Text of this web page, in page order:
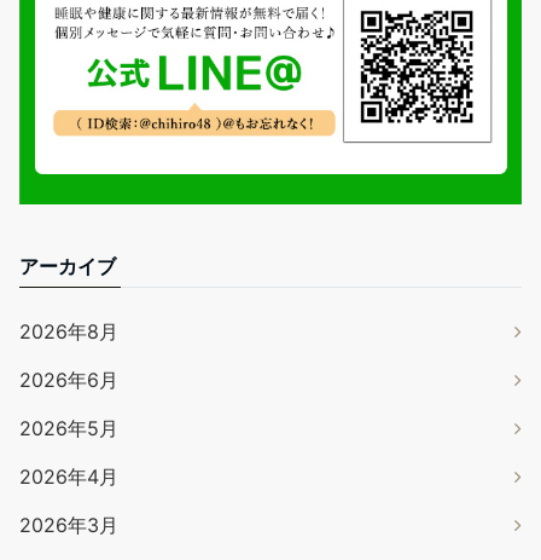
アーカイブ
2026年8月
2026年6月
2026年5月
2026年4月
2026年3月